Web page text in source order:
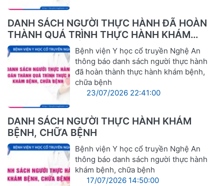
DANH SÁCH NGƯỜI THỰC HÀNH ĐÃ HOÀN
THÀNH QUÁ TRÌNH THỰC HÀNH KHÁM
BỆNH, CHỮA BỆNHBệnh viện Y học cổ truyền Nghệ An
thông báo danh sách người thực hành
đã hoàn thành thực hành khám bệnh,
chữa bệnh
23/07/2026 22:41:00
DANH SÁCH NGƯỜI THỰC HÀNH KHÁM
BỆNH, CHỮA BỆNH
Bệnh viện Y học cổ truyền Nghệ An
thông báo danh sách người thực hành
khám bệnh, chữa bệnh
17/07/2026 14:50:00